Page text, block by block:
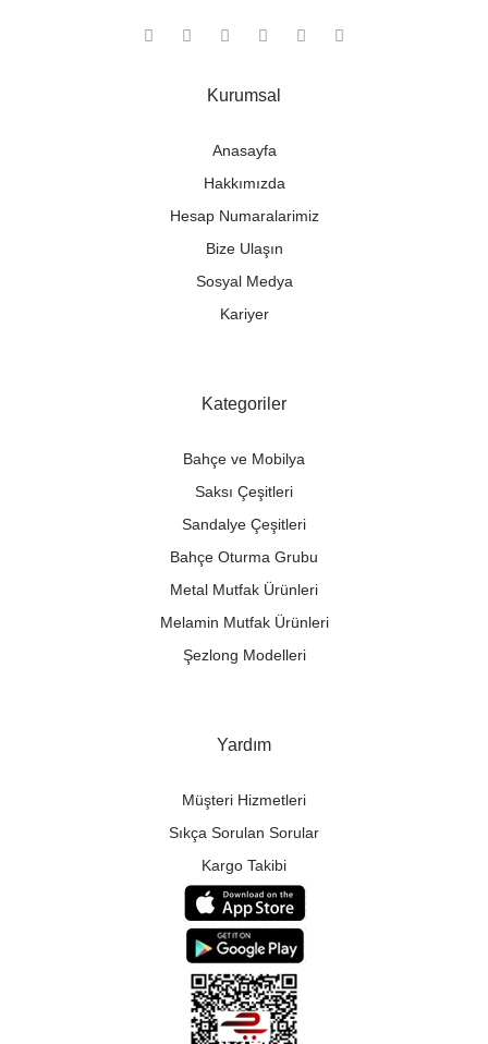
Kurumsal
Anasayfa
Hakkımızda
Hesap Numaralarimiz
Bize Ulaşın
Sosyal Medya
Kariyer
Kategoriler
Bahçe ve Mobilya
Saksı Çeşitleri
Sandalye Çeşitleri
Bahçe Oturma Grubu
Metal Mutfak Ürünleri
Melamin Mutfak Ürünleri
Şezlong Modelleri
Yardım
Müşteri Hizmetleri
Sıkça Sorulan Sorular
Kargo Takibi